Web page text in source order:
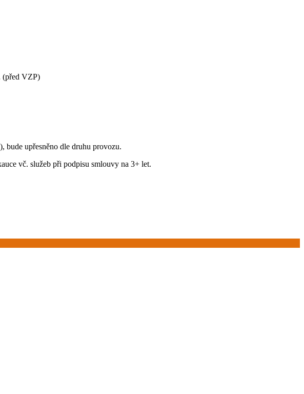
(před VZP)
bude upřesněno dle druhu provozu.
vč. služeb při podpisu smlouvy na 3+ let.